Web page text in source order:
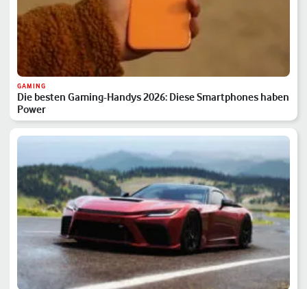
GAMING
Die besten Gaming-Handys 2026: Diese Smartphones haben
Power